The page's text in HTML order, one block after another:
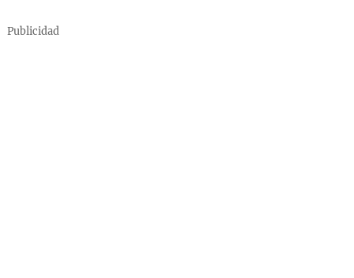
Publicidad